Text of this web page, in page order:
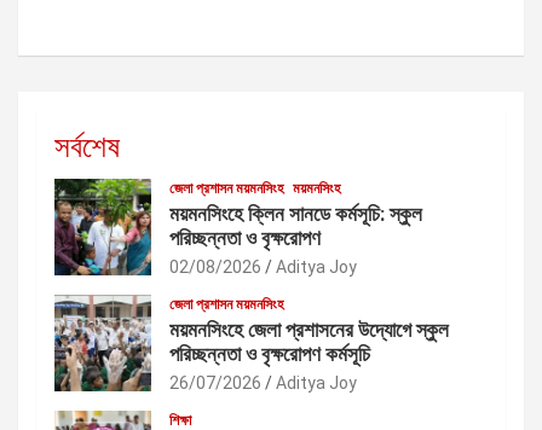
সর্বশেষ
জেলা প্রশাসন ময়মনসিংহ ময়মনসিংহ
ময়মনসিংহে ক্লিন সানডে কর্মসূচি: স্কুল
পরিচ্ছন্নতা ও বৃক্ষরোপণ
02/08/2026 Aditya Joy
জেলা প্রশাসন ময়মনসিংহ
ময়মনসিংহে জেলা প্রশাসনের উদ্যোগে স্কুল
পরিচ্ছন্নতা ও বৃক্ষরোপণ কর্মসূচি
26/07/2026 Aditya Joy
শিক্ষা